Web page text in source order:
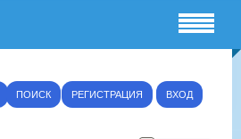
ПОИСК РЕГИСТРАЦИЯ ВХОД